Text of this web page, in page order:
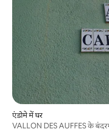
एंडोमे में घर
VALLON DES AUFFES के